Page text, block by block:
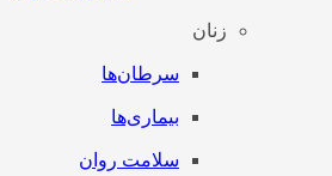
زنان
سرطان‌‌ها
بیماری‌ها
سلامت روان